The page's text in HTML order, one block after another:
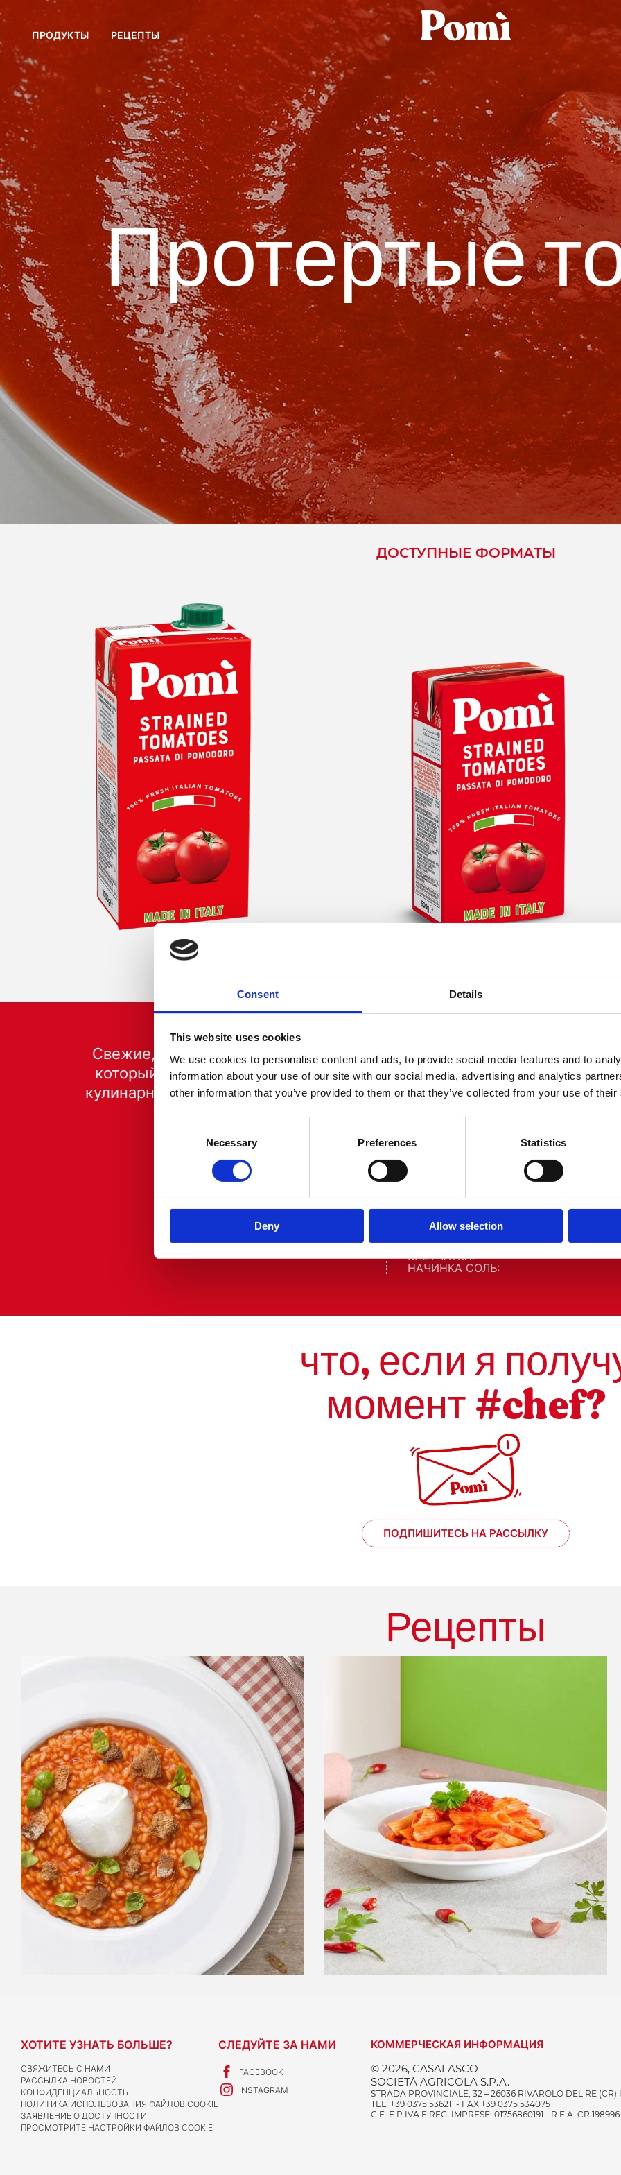
Consent Details
This website uses cookies
We use cookies to personalise content and ads, to provide social media features and to
information about your use of our site with our social media, advertising and analytics
other information that you’ve provided to them or that they’ve collected from your use of
Necessary Preferences Statistics
Deny Allow selection
ПРОДУКТЫ РЕЦЕПТЫ
Протертые
ДОСТУПНЫЕ ФОРМАТЫ
Свежие, кремообразные и густые протертые томаты: оригинальный
который всегда готов к употреблению. Протертые томаты - это
кулинарных ингредиентов, поскольку они отлично подходят для
ПИЩЕВАЯ ЦЕННОСТЬ
ЭНЕРГЕТИЧЕСКАЯ ЦЕННОСТЬ:
БЕЛКИ:
УГЛЕВОДЫ / В ТОМ ЧИСЛЕ САХАРА:
ЖИРЫ/OF WHICH SATURATES:
КЛЕТЧАТКА:
НАЧИНКА СОЛЬ:
что, если я
момент #chef?
ПОДПИШИТЕСЬ НА РАССЫЛКУ
Рецепты
КОММЕРЧЕСКАЯ ИНФОРМАЦИЯ
© 2026, CASALASCO
SOCIETÀ AGRICOLA S.P.A.
STRADA PROVINCIALE, 32 – 26036 RIVAROLO DEL RE (CR)
TEL. +39 0375 536211 - FAX +39 0375 534075
C.F. E P.IVA E REG. IMPRESE: 01756860191 - R.E.A. CR 198996
ХОТИТЕ УЗНАТЬ БОЛЬШЕ?
СВЯЖИТЕСЬ С НАМИ
РАССЫЛКА НОВОСТЕЙ
КОНФИДЕНЦИАЛЬНОСТЬ
ПОЛИТИКА ИСПОЛЬЗОВАНИЯ ФАЙЛОВ COOKIE
ЗАЯВЛЕНИЕ О ДОСТУПНОСТИ
ПРОСМОТРИТЕ НАСТРОЙКИ ФАЙЛОВ COOKIE
СЛЕДУЙТЕ ЗА НАМИ
FACEBOOK
INSTAGRAM